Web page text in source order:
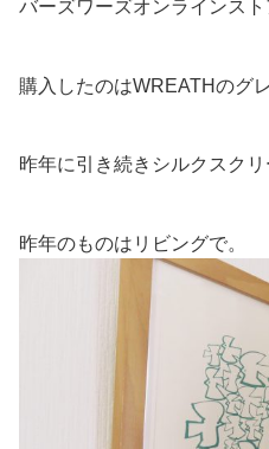
バーズワーズオンライン
購入したのはWREATHのグ
昨年に引き続きシルクスクリ
昨年のものはリビングで。